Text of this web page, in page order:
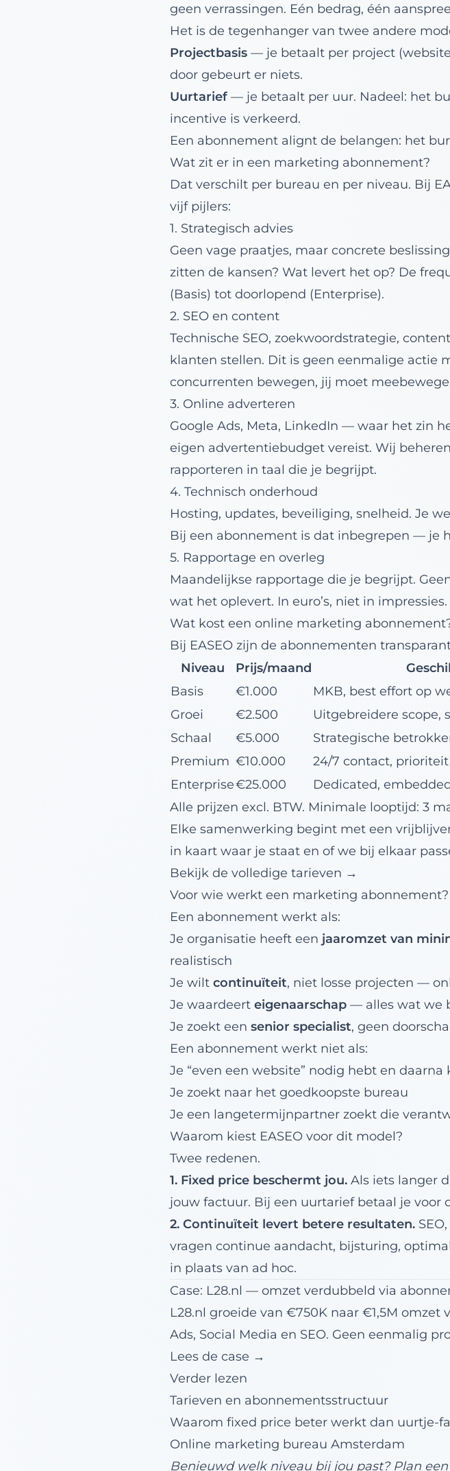
geen verrassingen. Eén bedrag, één
Het is de tegenhanger van twee andere
Projectbasis — je betaalt per project
door gebeurt er niets.
Uurtarief — je betaalt per uur. Nadeel: het
incentive is verkeerd.
Een abonnement alignt de belangen: het
Wat zit er in een marketing abonnement?
Dat verschilt per bureau en per niveau. Bij
vijf pijlers:
1. Strategisch advies
Geen vage praatjes, maar concrete
zitten de kansen? Wat levert het op? De
(Basis) tot doorlopend (Enterprise).
2. SEO en content
Technische SEO, zoekwoordstrategie,
klanten stellen. Dit is geen eenmalige actie
concurrenten bewegen, jij moet
3. Online adverteren
Google Ads, Meta, LinkedIn — waar het zin
eigen advertentiebudget vereist. Wij
rapporteren in taal die je begrijpt.
4. Technisch onderhoud
Hosting, updates, beveiliging, snelheid. Je
Bij een abonnement is dat inbegrepen — je
5. Rapportage en overleg
Maandelijkse rapportage die je begrijpt.
wat het oplevert. In euro’s, niet in impressies.
Wat kost een online marketing
Bij EASEO zijn de abonnementen
Niveau
Prijs/maand
Basis
€1.000
MKB, best effort op
Groei
€2.500
Uitgebreidere scope,
Schaal
€5.000
Strategische
Premium €10.000
24/7 contact, prioriteit
Enterprise€25.000
Dedicated,
Alle prijzen excl. BTW. Minimale looptijd: 3
Elke samenwerking begint met een
in kaart waar je staat en of we bij elkaar
Bekijk de volledige tarieven →
Voor wie werkt een marketing abonnement?
Een abonnement werkt als:
Je organisatie heeft een jaaromzet van
realistisch
Je wilt continuïteit, niet losse projecten —
Je waardeert eigenaarschap — alles wat we
Je zoekt een senior specialist, geen
Een abonnement werkt niet als:
Je “even een website” nodig hebt en daarna
Je zoekt naar het goedkoopste bureau
Je een langetermijnpartner zoekt die
Waarom kiest EASEO voor dit model?
Twee redenen.
1. Fixed price beschermt jou. Als iets langer
jouw factuur. Bij een uurtarief betaal je voor
2. Continuïteit levert betere resultaten.
vragen continue aandacht, bijsturing,
in plaats van ad hoc.
Case: L28.nl — omzet verdubbeld via
L28.nl groeide van €750K naar €1,5M
Ads, Social Media en SEO. Geen eenmalig
Lees de case →
Verder lezen
Tarieven en abonnementsstructuur
Waarom fixed price beter werkt dan uurtje-
Online marketing bureau Amsterdam
Benieuwd welk niveau bij jou past? Plan